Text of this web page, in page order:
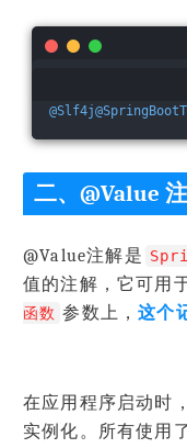
@Slf4j
二、@Value
@Value注解是
值的注解，它可用
函数 参数上，这个
在应用程序启动时
实例化。所有使用